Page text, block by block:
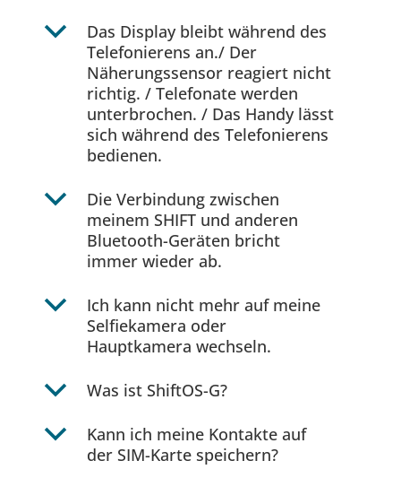
b
Das Display bleibt während des
Telefonierens an./ Der
Näherungssensor reagiert nicht
richtig. / Telefonate werden
unterbrochen. / Das Handy lässt
sich während des Telefonierens
bedienen.
b
Die Verbindung zwischen
meinem SHIFT und anderen
Bluetooth-Geräten bricht
immer wieder ab.
b
Ich kann nicht mehr auf meine
Selfiekamera oder
Hauptkamera wechseln.
b Was ist ShiftOS-G?
b
Kann ich meine Kontakte auf
der SIM-Karte speichern?